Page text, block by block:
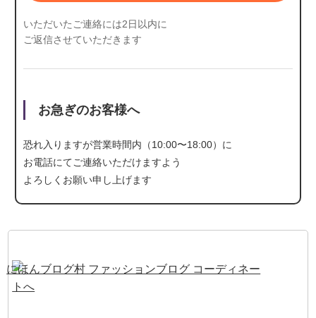
いただいたご連絡には2日以内に
ご返信させていただきます
お急ぎのお客様へ
恐れ入りますが営業時間内（10:00〜18:00）に
お電話にてご連絡いただけますよう
よろしくお願い申し上げます